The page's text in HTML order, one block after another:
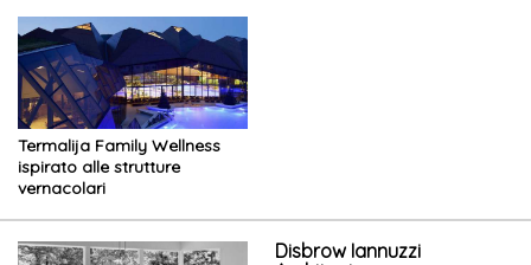
Termalija Family Wellness
ispirato alle strutture
vernacolari
Disbrow Iannuzzi